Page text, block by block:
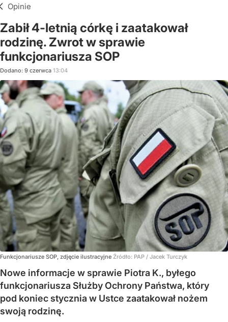
Opinie
Zabił 4-letnią córkę i zaatakował
rodzinę. Zwrot w sprawie
funkcjonariusza SOP
Dodano: 9 czerwca 13:04
Funkcjonariusze SOP, zdjęcie ilustracyjne Źródło: PAP / Jacek Turczyk
Nowe informacje w sprawie Piotra K., byłego
funkcjonariusza Służby Ochrony Państwa, który
pod koniec stycznia w Ustce zaatakował nożem
swoją rodzinę.